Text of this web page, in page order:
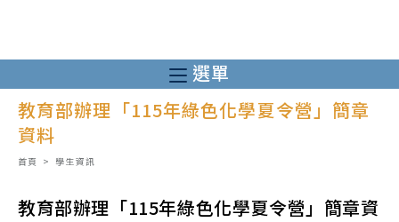
至
主
要
選單
教育部辦理「115年綠色化學夏令營」簡章
資料
首頁 > 學生資訊
教育部辦理「115年綠色化學夏令營」簡章資